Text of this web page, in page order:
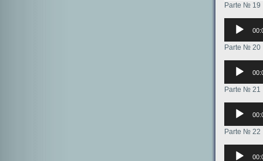
Parte № 19
Аудиоплеер
Parte № 20
Аудиоплеер
Parte № 21
Аудиоплеер
Parte № 22
Аудиоплеер